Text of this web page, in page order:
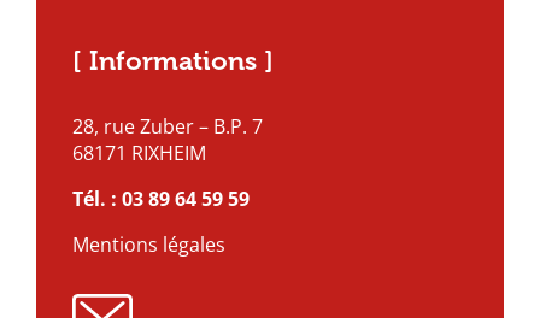
[ Informations ]
28, rue Zuber – B.P. 7
68171 RIXHEIM
Tél. : 03 89 64 59 59
Mentions légales